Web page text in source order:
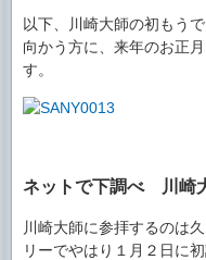
以下、川崎大師の初もう
向かう方に、来年のお正
す。
ネットで下調べ 川崎
川崎大師に参拝するのは
リーでやはり１月２日に